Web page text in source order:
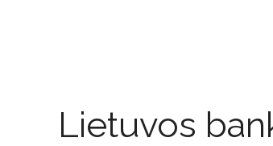
Lietuvos